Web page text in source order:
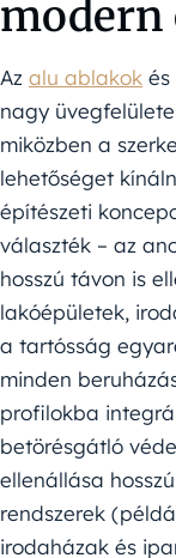
modern
Az alu ablakok és
nagy
miközben a
lehetőséget
építészeti
választék – az
hosszú távon is
lakóépületek,
a tartósság
minden
profilokba
betörésgátló
ellenállása
rendszerek
irodaházak és